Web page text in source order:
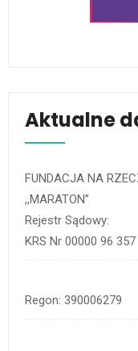
Aktualne
FUNDACJA NA
,,MARATON’’
Rejestr Sądowy:
KRS Nr 00000 96 357
Regon: 390006279